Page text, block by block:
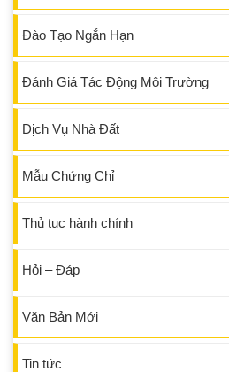
Đào Tạo Ngắn Hạn
Đánh Giá Tác Động Môi Trường
Dịch Vụ Nhà Đất
Mẫu Chứng Chỉ
Thủ tục hành chính
Hỏi – Đáp
Văn Bản Mới
Tin tức